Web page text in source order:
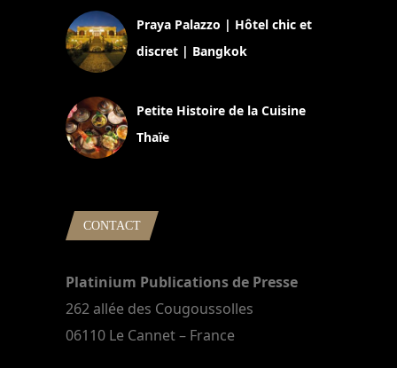
Praya Palazzo | Hôtel chic et
discret | Bangkok
Petite Histoire de la Cuisine
Thaïe
CONTACT
Platinium Publications de Presse
262 allée des Cougoussolles
06110 Le Cannet – France